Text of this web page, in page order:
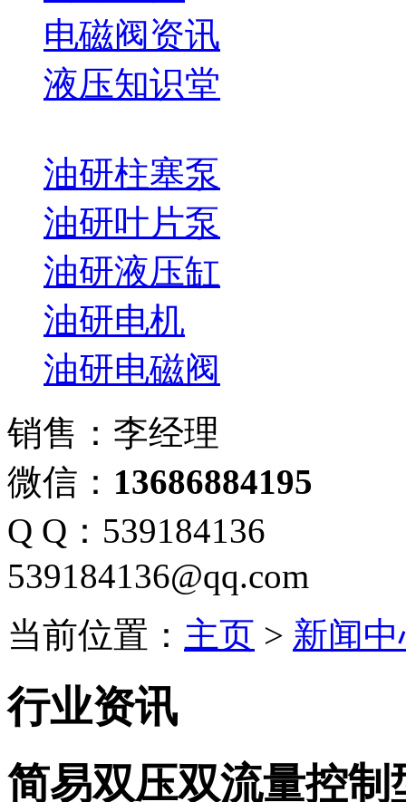
电磁阀资讯
液压知识堂
油研柱塞泵
油研叶片泵
油研液压缸
油研电机
油研电磁阀
销售：李经理
微信： 13686884195
Q Q：539184136
539184136@qq.com
当前位置： 主页 > 新闻
行业资讯
简易双压双流量控